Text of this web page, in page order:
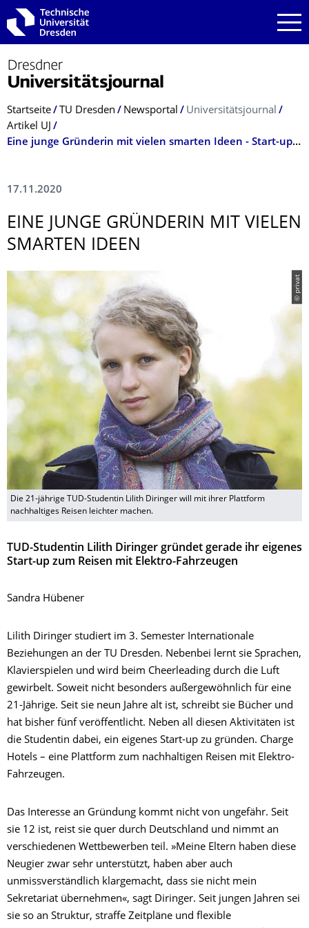
Zur Hauptnavigation springen
Zur Suche springen
Zum Inhalt springen
Breadcrumb-Menü
Startseite TU Dresden Newsportal
Universitätsjournal
Artikel UJ
Eine junge Gründerin mit vielen smarten Ideen - Start-up von TUD-Studentin Lilith Diringer zum Reisen mit Elektro-Fahrzeugen
17.11.2020
EINE JUNGE GRÜNDERIN MIT VIELEN
SMARTEN IDEEN
© privat
Die 21-jährige TUD-Studentin Lilith Diringer will mit ihrer Plattform
nachhaltiges Reisen leichter machen.
TUD-Studentin Lilith Diringer gründet gerade ihr eigenes
Start-up zum Reisen mit Elektro-Fahrzeugen
Sandra Hübener
Lilith Diringer studiert im 3. Semester Internationale
Beziehungen an der TU Dresden. Nebenbei lernt sie Sprachen,
Klavierspielen und wird beim Cheerleading durch die Luft
gewirbelt. Soweit nicht besonders außergewöhnlich für eine
21-Jährige. Seit sie neun Jahre alt ist, schreibt sie Bücher und
hat bisher fünf veröffentlicht. Neben all diesen Aktivitäten ist
die Studentin dabei, ein eigenes Start-up zu gründen. Charge
Hotels – eine Plattform zum nachhaltigen Reisen mit Elektro-
Fahrzeugen.
Das Interesse an Gründung kommt nicht von ungefähr. Seit
sie 12 ist, reist sie quer durch Deutschland und nimmt an
verschiedenen Wettbewerben teil. »Meine Eltern haben diese
Neugier zwar sehr unterstützt, haben aber auch
unmissverständlich klargemacht, dass sie nicht mein
Sekretariat übernehmen«, sagt Diringer. Seit jungen Jahren sei
sie so an Struktur, straffe Zeitpläne und flexible